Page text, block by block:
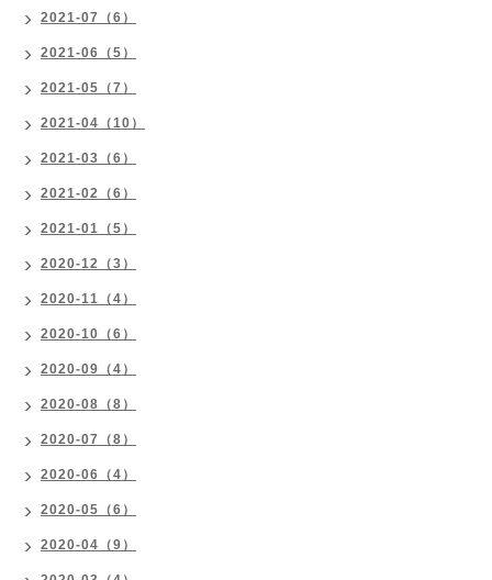
2021-07（6）
2021-06（5）
2021-05（7）
2021-04（10）
2021-03（6）
2021-02（6）
2021-01（5）
2020-12（3）
2020-11（4）
2020-10（6）
2020-09（4）
2020-08（8）
2020-07（8）
2020-06（4）
2020-05（6）
2020-04（9）